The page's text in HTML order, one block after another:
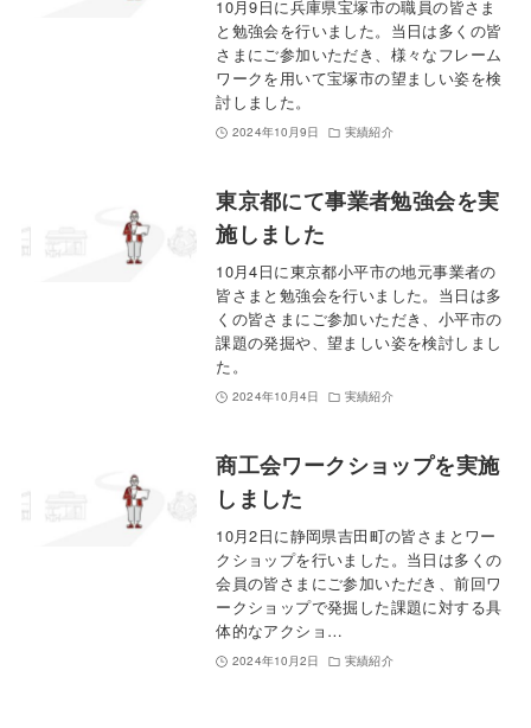
10月9日に兵庫県宝塚市の職員の皆さま
と勉強会を行いました。当日は多くの皆
さまにご参加いただき、様々なフレーム
ワークを用いて宝塚市の望ましい姿を検
討しました。
2024年10月9日 実績紹介
東京都にて事業者勉強会を実
施しました
10月4日に東京都小平市の地元事業者の
皆さまと勉強会を行いました。当日は多
くの皆さまにご参加いただき、小平市の
課題の発掘や、望ましい姿を検討しまし
た。
2024年10月4日 実績紹介
商工会ワークショップを実施
しました
10月2日に静岡県吉田町の皆さまとワー
クショップを行いました。当日は多くの
会員の皆さまにご参加いただき、前回ワ
ークショップで発掘した課題に対する具
体的なアクショ…
2024年10月2日 実績紹介